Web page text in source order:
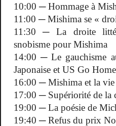
10:00 ─ Hommage à
11:00 ─ Mishima se «
11:30 ─ La droite
snobisme pour Mishima
14:00 ─ Le gauchisme
Japonaise et US Go
16:00 ─ Mishima et la vie
17:00 ─ Supériorité de la
19:00 ─ La poésie de
19:40 ─ Refus du prix